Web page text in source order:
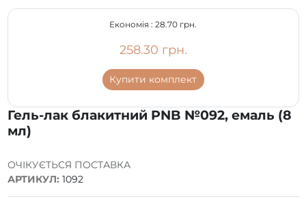
Гель-лак блакитний PNB №092, емаль (8
мл)
ОЧІКУЄТЬСЯ ПОСТАВКА
АРТИКУЛ: 1092
Економія : 28.70 грн.
258.30 грн.
Купити комплект